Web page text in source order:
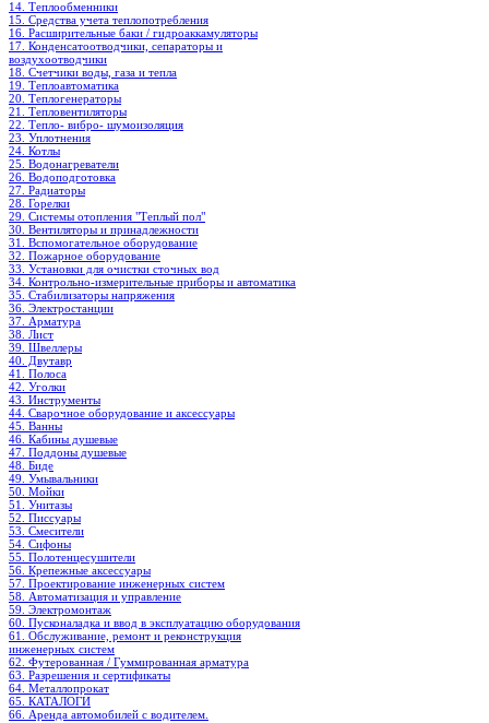
14. Теплообменники
15. Средства учета теплопотребления
16. Расширительные баки / гидроаккамуляторы
17. Конденсатоотводчики, сепараторы и
воздухоотводчики
18. Счетчики воды, газа и тепла
19. Теплоавтоматика
20. Теплогенераторы
21. Тепловентиляторы
22. Тепло- вибро- шумоизоляция
23. Уплотнения
24. Котлы
25. Водонагреватели
26. Водоподготовка
27. Радиаторы
28. Горелки
29. Системы отопления "Теплый пол"
30. Вентиляторы и принадлежности
31. Вспомогательное оборудование
32. Пожарное оборудование
33. Установки для очистки сточных вод
34. Контрольно-измерительные приборы и автоматика
35. Стабилизаторы напряжения
36. Электростанции
37. Арматура
38. Лист
39. Швеллеры
40. Двутавр
41. Полоса
42. Уголки
43. Инструменты
44. Сварочное оборудование и аксессуары
45. Ванны
46. Кабины душевые
47. Поддоны душевые
48. Биде
49. Умывальники
50. Мойки
51. Унитазы
52. Писсуары
53. Смесители
54. Сифоны
55. Полотенцесушители
56. Крепежные аксессуары
57. Проектирование инженерных систем
58. Автоматизация и управление
59. Электромонтаж
60. Пусконаладка и ввод в эксплуатацию оборудования
61. Обслуживание, ремонт и реконструкция
инженерных систем
62. Футерованная / Гуммированная арматура
63. Разрешения и сертификаты
64. Металлопрокат
65. КАТАЛОГИ
66. Аренда автомобилей с водителем.